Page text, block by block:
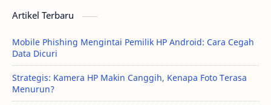
Artikel Terbaru
Mobile Phishing Mengintai Pemilik HP Android: Cara Cegah
Data Dicuri
Strategis: Kamera HP Makin Canggih, Kenapa Foto Terasa
Menurun?